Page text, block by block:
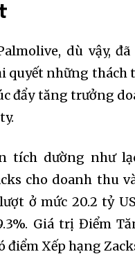
dù vậy,
quyết những thách
đẩy tăng trưởng
tích dường như
cho doanh thu
ở mức 20.2 tỷ
Giá trị Điểm
điểm Xếp hạng